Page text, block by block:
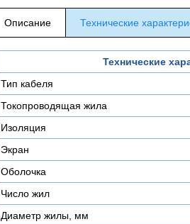
Описание Технические
Технические
Тип кабеля
Токопроводящая жила
Изоляция
Экран
Оболочка
Число жил
Диаметр жилы, мм